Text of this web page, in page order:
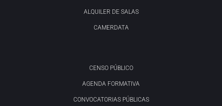
ALQUILER DE SALAS
CAMERDATA
CENSO PÚBLICO
AGENDA FORMATIVA
CONVOCATORIAS PÚBLICAS